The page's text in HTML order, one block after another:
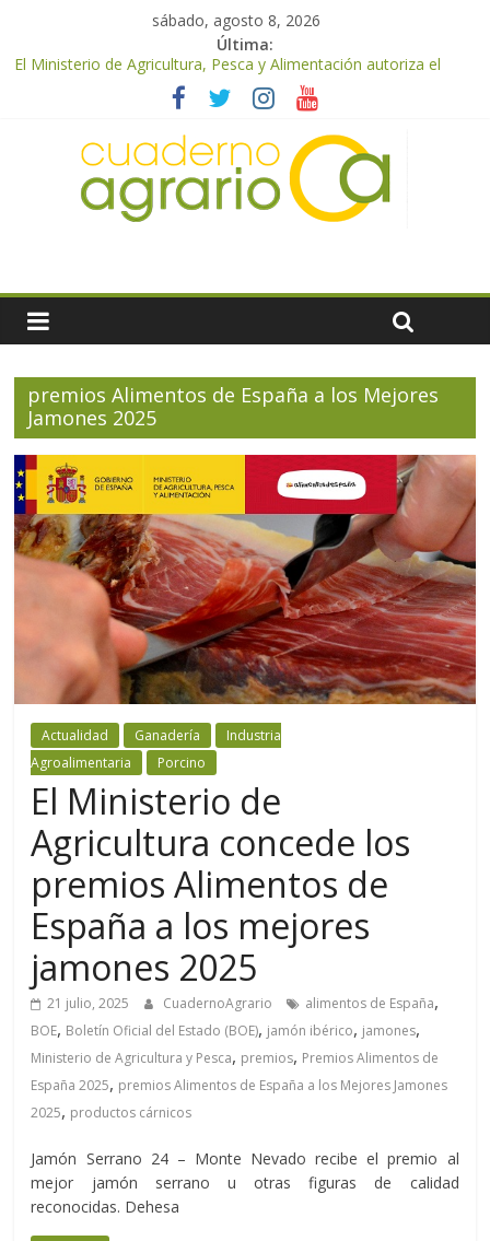
sábado, agosto 8, 2026
Última:
El Ministerio de Agricultura, Pesca y Alimentación autoriza el
pago de 85 millones adicionales de ayudas de la PAC de
remanentes disponibles
El Ministerio de Agricultura, Pesca y Alimentación otorga los
premios Alimentos de España a los mejores quesos 2026
UPA Granada advierte de una vendimia marcada por el
desplome de la demanda, que obligará a muchos viticultores a
seguridad y la transparencia del sector
ASAJA Almería: las primeras recolecciones de almendra
meteorológicas y la incertidumbre en los precios
premios Alimentos de España a los Mejores
Jamones 2025
Actualidad Ganadería
Industria
Agroalimentaria
Porcino
El Ministerio de
Agricultura concede los
premios Alimentos de
España a los mejores
jamones 2025
21 julio, 2025 CuadernoAgrario alimentos de España,
BOE, Boletín Oficial del Estado (BOE), jamón ibérico, jamones,
Ministerio de Agricultura y Pesca, premios, Premios Alimentos de
España 2025, premios Alimentos de España a los Mejores Jamones
2025, productos cárnicos
Jamón Serrano 24 – Monte Nevado recibe el premio al
mejor jamón serrano u otras figuras de calidad
reconocidas. Dehesa